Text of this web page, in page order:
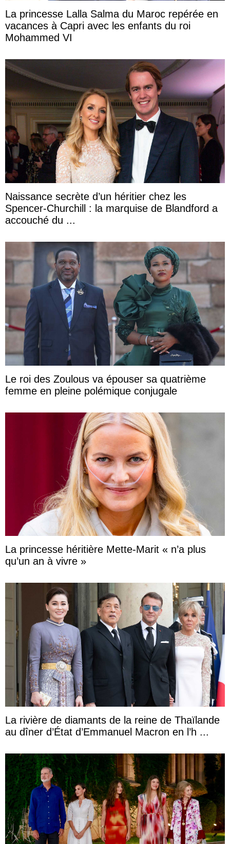
La princesse Lalla Salma du Maroc repérée en
vacances à Capri avec les enfants du roi
Mohammed VI
Naissance secrète d’un héritier chez les
Spencer-Churchill : la marquise de Blandford a
accouché du ...
Le roi des Zoulous va épouser sa quatrième
femme en pleine polémique conjugale
La princesse héritière Mette-Marit « n’a plus
qu’un an à vivre »
La rivière de diamants de la reine de Thaïlande
au dîner d’État d’Emmanuel Macron en l’h ...